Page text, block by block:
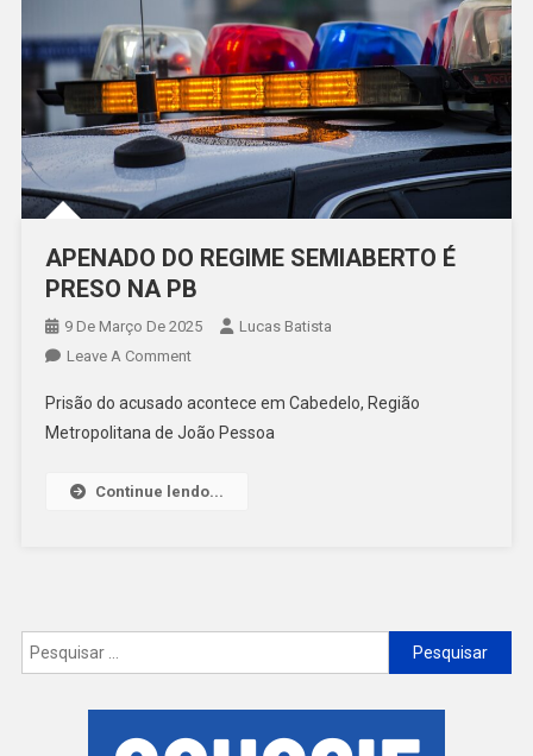
APENADO DO REGIME SEMIABERTO É
PRESO NA PB
9 De Março De 2025
Lucas Batista
Leave A CommentOn
DO
REGIME
É
Prisão do acusado acontece em Cabedelo, Região
Metropolitana de João Pessoa
Continue lendo...
Pesquisar
por: